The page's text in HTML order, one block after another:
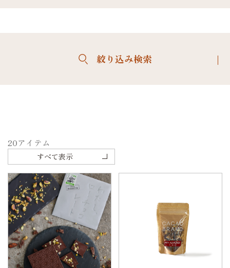
絞り込み検索
20アイテム
すべて表示